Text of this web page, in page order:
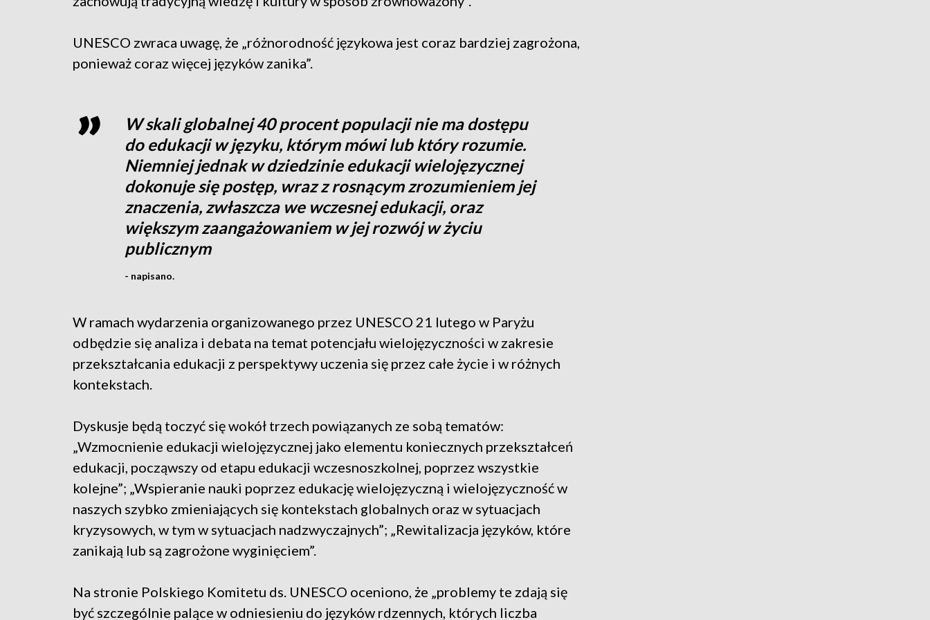
UNESCO zwraca uwagę, że „różnorodność językowa jest coraz bardziej zagrożona,
ponieważ coraz więcej języków zanika”.
W skali globalnej 40 procent populacji nie ma dostępu
do edukacji w języku, którym mówi lub który rozumie.
Niemniej jednak w dziedzinie edukacji wielojęzycznej
dokonuje się postęp, wraz z rosnącym zrozumieniem jej
znaczenia, zwłaszcza we wczesnej edukacji, oraz
większym zaangażowaniem w jej rozwój w życiu
publicznym
- napisano.
W ramach wydarzenia organizowanego przez UNESCO 21 lutego w Paryżu
odbędzie się analiza i debata na temat potencjału wielojęzyczności w zakresie
przekształcania edukacji z perspektywy uczenia się przez całe życie i w różnych
kontekstach.
Dyskusje będą toczyć się wokół trzech powiązanych ze sobą tematów:
„Wzmocnienie edukacji wielojęzycznej jako elementu koniecznych przekształceń
edukacji, począwszy od etapu edukacji wczesnoszkolnej, poprzez wszystkie
kolejne”; „Wspieranie nauki poprzez edukację wielojęzyczną i wielojęzyczność w
naszych szybko zmieniających się kontekstach globalnych oraz w sytuacjach
kryzysowych, w tym w sytuacjach nadzwyczajnych”; „Rewitalizacja języków, które
zanikają lub są zagrożone wyginięciem”.
Na stronie Polskiego Komitetu ds. UNESCO oceniono, że „problemy te zdają się
być szczególnie palące w odniesieniu do języków rdzennych, których liczba